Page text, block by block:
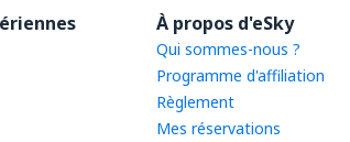
À propos d'eSky
Qui sommes-nous ?
Programme d'affiliation
Règlement
Mes réservations